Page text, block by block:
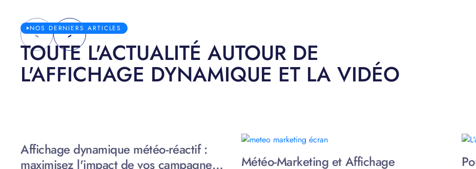
NOS DERNIERS ARTICLES
TOUTE L'ACTUALITÉ AUTOUR DE
L'AFFICHAGE DYNAMIQUE ET LA VIDÉO
Affichage dynamique météo-réactif :
maximisez l'impact de vos campagnes
Météo-Marketing et Affichage